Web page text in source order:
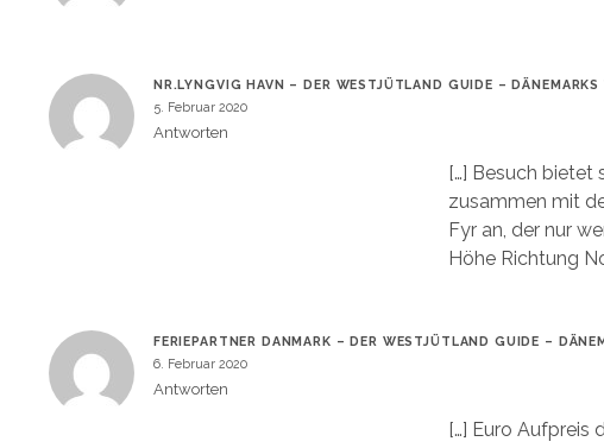
NR.LYNGVIG HAVN – DER WESTJÜTLAND GUIDE – DÄNEMARKS
5. Februar 2020
Antworten
[…] Besuch bietet
zusammen mit
Fyr an, der nur
Höhe Richtung
FERIEPARTNER DANMARK – DER WESTJÜTLAND GUIDE –
6. Februar 2020
Antworten
[…] Euro Aufpreis